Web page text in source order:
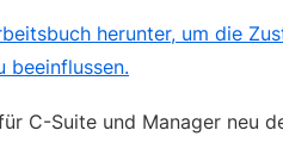
herunter, um die
beeinflussen.